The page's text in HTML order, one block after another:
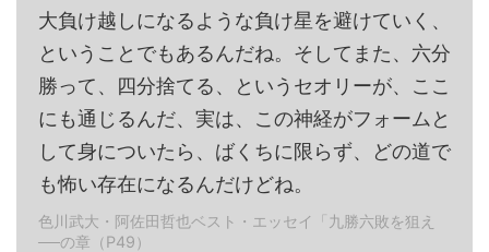
大負け越しになるような負け星を避けていく、
ということでもあるんだね。そしてまた、六分
勝って、四分捨てる、というセオリーが、ここ
にも通じるんだ、実は、この神経がフォームと
して身についたら、ばくちに限らず、どの道で
も怖い存在になるんだけどね。
色川武大・阿佐田哲也ベスト・エッセイ「九勝六敗を狙え
──の章（P49）